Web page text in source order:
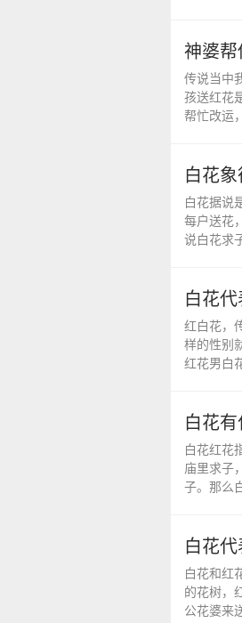
神婆
传说当中
孩送红花
帮忙改运
白花
白花据说
每户送花
说白花求
白花
红白花，
样的性别
红花男白
白花
白花红花
庙里求子
子。那么
白花
白花和红
的花树，
公花婆来